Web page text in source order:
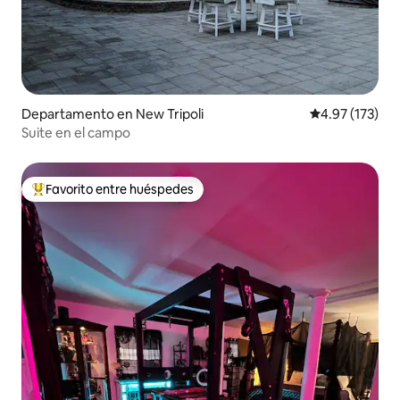
Departamento en New Tripoli Calificación
4.97 (173)
Suite en el campo
De los mejores en Favorito entre huéspedes
Favorito entre huéspedes